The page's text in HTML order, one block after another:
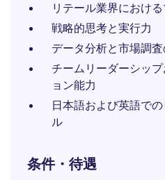
リテール業界におけ
戦略的思考と実行力
データ分析と市場調
チームリーダーシッ
ョン能力
日本語および英語で
ル
条件・待遇